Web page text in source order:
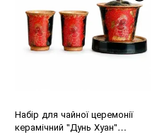
Набір для чайної церемонії
керамічний "Дунь Хуан"